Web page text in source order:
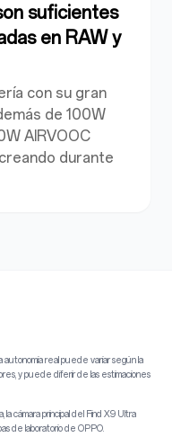
suficientes
en RAW y
con su gran
de 100W
AIRVOOC
durante
autonomía real puede variar según la
y puede diferir de las estimaciones
la cámara principal del Find X9 Ultra
de laboratorio de OPPO.